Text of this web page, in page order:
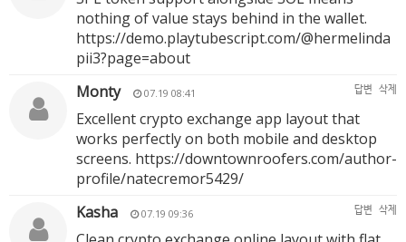
nothing of value stays behind in the wallet.
https://demo.playtubescript.com/@hermelinda
pii3?page=about
Monty
07.19 08:41 답변 삭제
Excellent crypto exchange app layout that
works perfectly on both mobile and desktop
screens. https://downtownroofers.com/author-
profile/natecremor5429/
Kasha
07.19 09:36 답변 삭제